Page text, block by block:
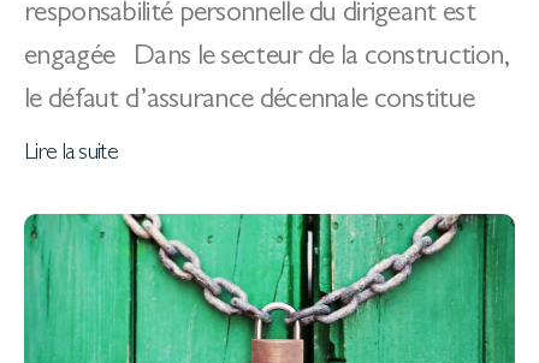
responsabilité personnelle du dirigeant est
engagée Dans le secteur de la construction,
le défaut d’assurance décennale constitue
Lire la suite